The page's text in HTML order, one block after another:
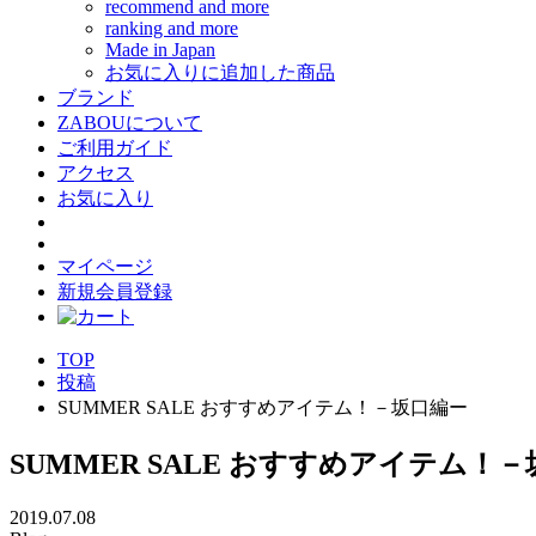
recommend and more
ranking and more
Made in Japan
お気に入りに追加した商品
ブランド
ZABOUについて
ご利用ガイド
アクセス
お気に入り
マイページ
新規会員登録
TOP
投稿
SUMMER SALE おすすめアイテム！－坂口編ー
SUMMER SALE おすすめアイテム！－
2019.07.08